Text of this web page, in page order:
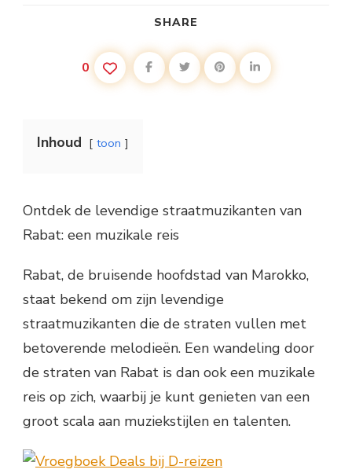
SHARE
0
Inhoud toon
Ontdek de levendige straatmuzikanten van
Rabat: een muzikale reis
Rabat, de bruisende hoofdstad van Marokko,
staat bekend om zijn levendige
straatmuzikanten die de straten vullen met
betoverende melodieën. Een wandeling door
de straten van Rabat is dan ook een muzikale
reis op zich, waarbij je kunt genieten van een
groot scala aan muziekstijlen en talenten.